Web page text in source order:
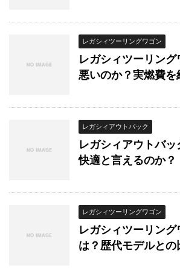
レガシィツーリングワゴン
レガシィツーリン
悪いのか？実燃費を
レガシィアウトバック
レガシィアウトバ
快適と言えるのか？
レガシィツーリングワゴン
レガシィツーリン
は？歴代モデルとの